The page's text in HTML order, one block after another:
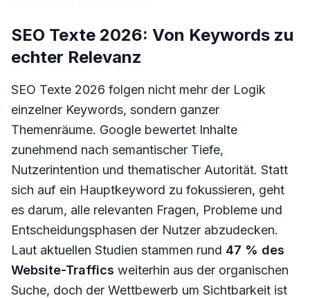
SEO Texte 2026: Von Keywords zu
echter Relevanz
SEO Texte 2026 folgen nicht mehr der Logik
einzelner Keywords, sondern ganzer
Themenräume. Google bewertet Inhalte
zunehmend nach semantischer Tiefe,
Nutzerintention und thematischer Autorität. Statt
sich auf ein Hauptkeyword zu fokussieren, geht
es darum, alle relevanten Fragen, Probleme und
Entscheidungsphasen der Nutzer abzudecken.
Laut aktuellen Studien stammen rund 47 % des
Website-Traffics weiterhin aus der organischen
Suche, doch der Wettbewerb um Sichtbarkeit ist